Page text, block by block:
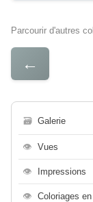
Parcourir d'autres
←
🗃 Galerie
👁 Vues
👁 Impressions
👁 Coloriages